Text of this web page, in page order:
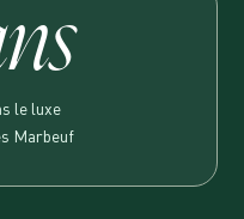
le luxe
Marbeuf